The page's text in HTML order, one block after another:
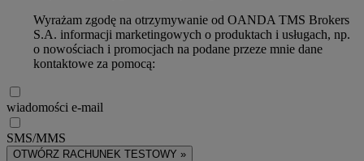
Wyrażam zgodę na otrzymywanie od OANDA TMS Brokers
S.A. informacji marketingowych o produktach i usługach, np.
o nowościach i promocjach na podane przeze mnie dane
kontaktowe za pomocą:
wiadomości e-mail
SMS/MMS
OTWÓRZ RACHUNEK TESTOWY »